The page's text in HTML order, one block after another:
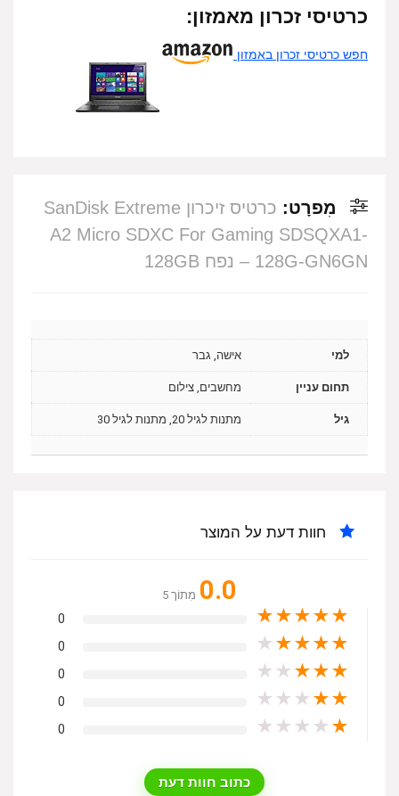
כרטיסי זכרון מאמזון:
חפש כרטיסי זכרון באמזון
מִפרָט:
כרטיס זיכרון SanDisk Extreme
A2 Micro SDXC For Gaming SDSQXA1-
128G-GN6GN – נפח 128GB
למי אישה, גבר
תחום עניין מחשבים, צילום
גיל מתנות לגיל 20, מתנות לגיל 30
חוות דעת על המוצר
0.0 מִתוֹך 5
★
★
★
★
★
0
★
★
★
★
★
0
★
★
★
★
★
0
★
★
★
★
★
0
★
★
★
★
★
0
כתוב חוות דעת